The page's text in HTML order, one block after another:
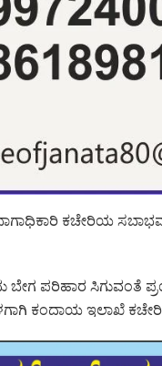
ಕಚೇರಿಯ
ಪರಿಹಾರ ಸಿಗುವಂತೆ
ಕಂದಾಯ ಇಲಾಖೆ ಕಚೇರಿಗೆ